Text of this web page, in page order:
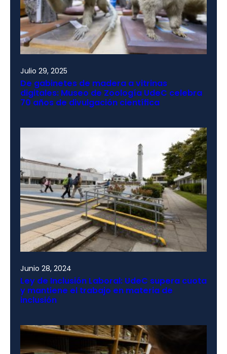
Julio 29, 2025
De gabinetes de madera a vitrinas
digitales: Museo de Zoología UdeC celebra
70 años de divulgación científica
Junio 28, 2024
Ley de Inclusión Laboral: UdeC supera cuota
y mantiene el trabajo en materia de
inclusión